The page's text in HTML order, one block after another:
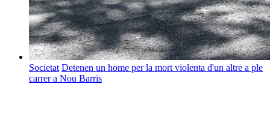
Societat Detenen un home per la mort violenta d'un altre a ple
carrer a Nou Barris